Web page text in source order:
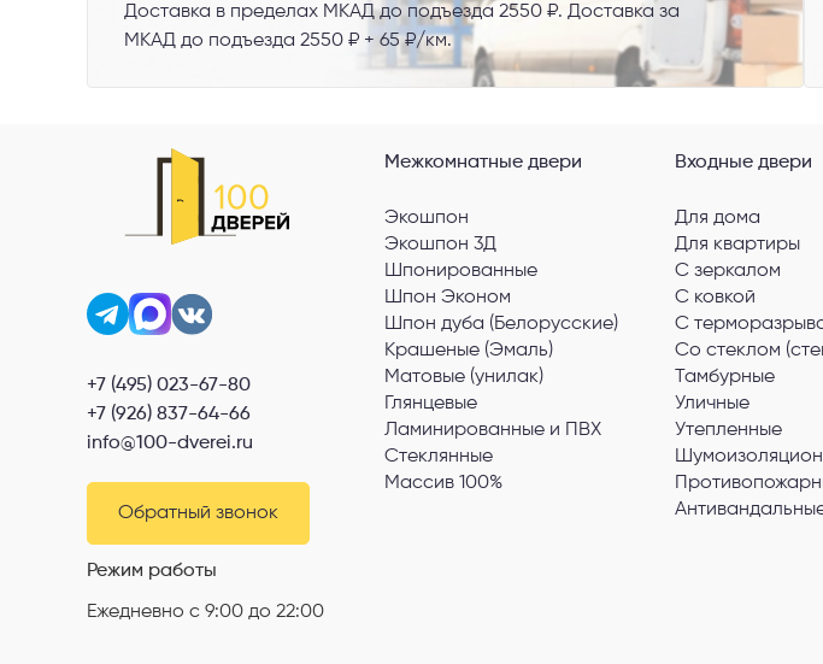
Доставка в пределах МКАД до подъезда 2550 ₽. Доставка за
МКАД до подъезда 2550 ₽ + 65 ₽/км.
+7 (495) 023-67-80
+7 (926) 837-64-66
info@100-dverei.ru
Обратный звонок
Режим работы
Ежедневно с 9:00 до 22:00
Межкомнатные двери
Экошпон
Экошпон 3Д
Шпонированные
Шпон Эконом
Шпон дуба (Белорусские)
Крашеные (Эмаль)
Матовые (унилак)
Глянцевые
Ламинированные и ПВХ
Стеклянные
Массив 100%
Входные двери
Для дома
Для квартиры
С зеркалом
С ковкой
С
Со стеклом
Тамбурные
Уличные
Утепленные
Политикой конфиденциальности